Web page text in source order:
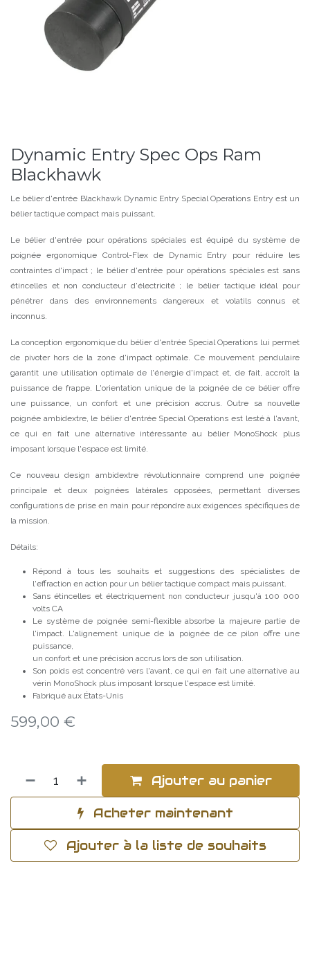
Dynamic Entry Spec Ops Ram
Blackhawk
Le bélier d'entrée Blackhawk Dynamic Entry Special Operations Entry est un
bélier tactique compact mais puissant.
Le bélier d'entrée pour opérations spéciales est équipé du système de
poignée ergonomique Control-Flex de Dynamic Entry pour réduire les
contraintes d'impact ; le bélier d'entrée pour opérations spéciales est sans
étincelles et non conducteur d'électricité ; le bélier tactique idéal pour
pénétrer dans des environnements dangereux et volatils connus et
inconnus.
La conception ergonomique du bélier d'entrée Special Operations lui permet
de pivoter hors de la zone d'impact optimale. Ce mouvement pendulaire
garantit une utilisation optimale de l'énergie d'impact et, de fait, accroît la
puissance de frappe. L'orientation unique de la poignée de ce bélier offre
une puissance, un confort et une précision accrus. Outre sa nouvelle
poignée ambidextre, le bélier d'entrée Special Operations est lesté à l'avant,
ce qui en fait une alternative intéressante au bélier MonoShock plus
imposant lorsque l'espace est limité.
Ce nouveau design ambidextre révolutionnaire comprend une poignée
principale et deux poignées latérales opposées, permettant diverses
configurations de prise en main pour répondre aux exigences spécifiques de
la mission.
Détails:
Répond à tous les souhaits et suggestions des spécialistes de
l'effraction en action pour un bélier tactique compact mais puissant.
Sans étincelles et électriquement non conducteur jusqu'à 100 000
volts CA
Le système de poignée semi-flexible absorbe la majeure partie de
l'impact. L'alignement unique de la poignée de ce pilon offre une
puissance,
un confort et une précision accrus lors de son utilisation.
Son poids est concentré vers l'avant, ce qui en fait une alternative au
vérin MonoShock plus imposant lorsque l'espace est limité.
Fabriqué aux États-Unis
599,00 €
Ajouter au panier
Acheter maintenant
Ajouter à la liste de souhaits